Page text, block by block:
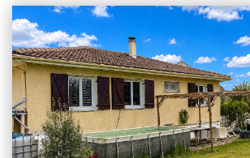
dont une avec son balcon, un bureau,
garage Pompe à chaleur air/eau très
individuel refait Etage : isolation refaite
prévoir Barème consultable sur notre site en page 4 de nos
honoraires